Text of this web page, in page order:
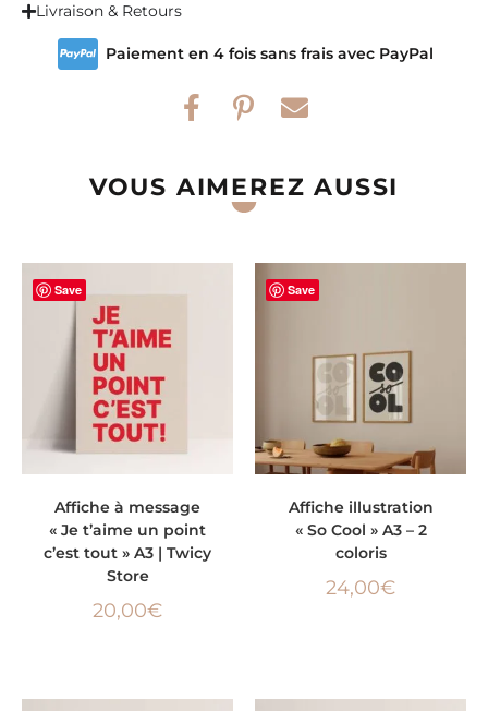
Livraison & Retours
Paiement en 4 fois sans frais avec PayPal
VOUS AIMEREZ AUSSI
Save
Affiche à message
« Je t’aime un point
c’est tout » A3 | Twicy
Store
20,00€
Save
Affiche illustration
« So Cool » A3 – 2
coloris
24,00€